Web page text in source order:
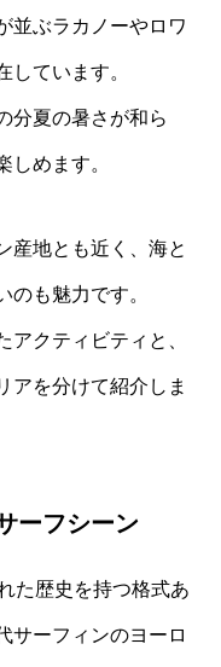
並ぶラカノーやロワ
しています。
分夏の暑さが和ら
しめます。
産地とも近く、海と
のも魅力です。
アクティビティと、
アを分けて紹介しま
ーフシーン
た歴史を持つ格式あ
サーフィンのヨーロ